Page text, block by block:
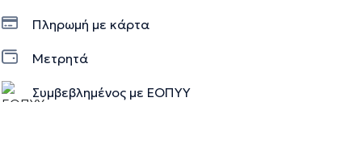
Πληρωμή με κάρτα
Μετρητά
Συμβεβλημένος με ΕΟΠΥΥ